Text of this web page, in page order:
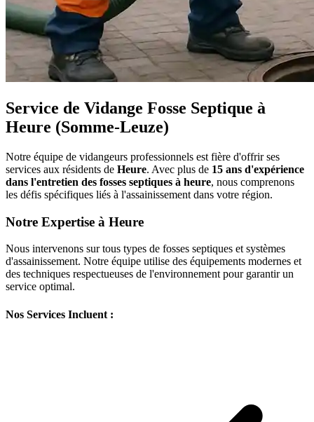
Service de Vidange Fosse Septique à
Heure (Somme-Leuze)
Notre équipe de vidangeurs professionnels est fière d'offrir ses
services aux résidents de Heure. Avec plus de 15 ans d'expérience
dans l'entretien des fosses septiques à heure, nous comprenons
les défis spécifiques liés à l'assainissement dans votre région.
Notre Expertise à Heure
Nous intervenons sur tous types de fosses septiques et systèmes
d'assainissement. Notre équipe utilise des équipements modernes et
des techniques respectueuses de l'environnement pour garantir un
service optimal.
Nos Services Incluent :